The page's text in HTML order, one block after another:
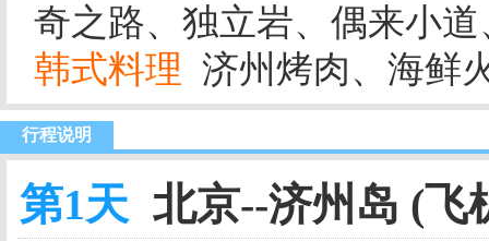
奇之路、独立岩、偶来小
韩式料理 济州烤肉、海鲜
行程说明
第1天 北京--济州岛 (飞